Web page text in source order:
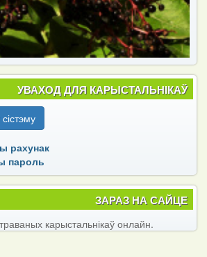
УВАХОД ДЛЯ КАРЫСТАЛЬНІКАЎ
рахунак
пароль
ЗАРАЗ НА САЙЦЕ
карыстальнікаў онлайн.